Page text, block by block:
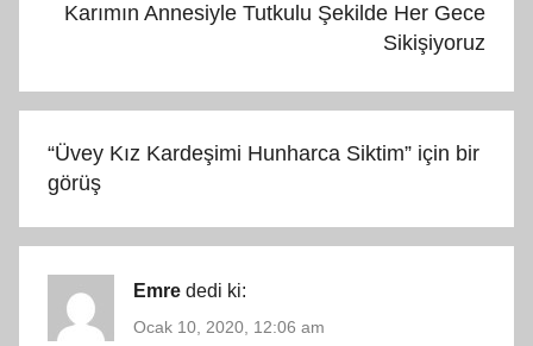
Karımın Annesiyle Tutkulu Şekilde Her Gece
Sikişiyoruz
“Üvey Kız Kardeşimi Hunharca Siktim” için bir
görüş
Emre dedi ki:
Ocak 10, 2020, 12:06 am